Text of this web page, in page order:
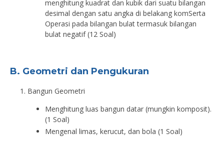
menghitung kuadrat dan kubik dari suatu bilangan
desimal dengan satu angka di belakang komSerta
Operasi pada bilangan bulat termasuk bilangan
bulat negatif (12 Soal)
B. Geometri dan Pengukuran
Bangun Geometri
Menghitung luas bangun datar (mungkin komposit).
(1 Soal)
Mengenal limas, kerucut, dan bola (1 Soal)